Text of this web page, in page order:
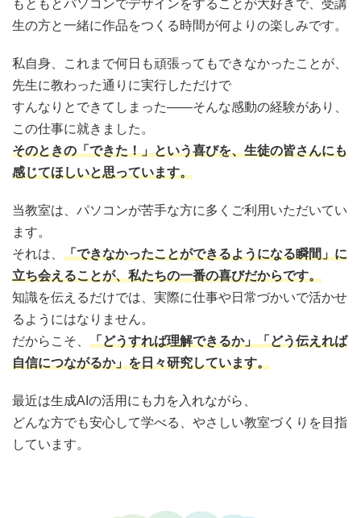
もともとパソコンでデザインをすることが大好きで、受講
生の方と一緒に作品をつくる時間が何よりの楽しみです。
私自身、これまで何日も頑張ってもできなかったことが、
先生に教わった通りに実行しただけで
すんなりとできてしまった――そんな感動の経験があり、
この仕事に就きました。
そのときの「できた！」という喜びを、生徒の皆さんにも
感じてほしいと思っています。
当教室は、パソコンが苦手な方に多くご利用いただいてい
ます。
それは、 「できなかったことができるようになる瞬間」に
立ち会えることが、私たちの一番の喜びだからです。
知識を伝えるだけでは、実際に仕事や日常づかいで活かせ
るようにはなりません。
だからこそ、 「どうすれば理解できるか」「どう伝えれば
自信につながるか」を日々研究しています。
最近は生成AIの活用にも力を入れながら、
どんな方でも安心して学べる、やさしい教室づくりを目指
しています。